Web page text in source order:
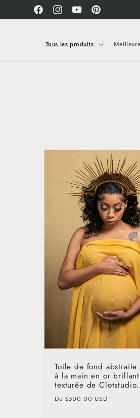
passer
au
FacebookInstagramYouTubePinterest
Tous les produits
Toile de fond abstraite
à la main en or brillant
texturée de Clotstudio
#clot94
Prix
Du $300.00 USD